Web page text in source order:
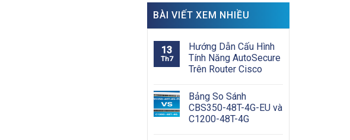
BÀI VIẾT XEM NHIỀU
13
Th7
Hướng Dẫn Cấu Hình
Tính Năng AutoSecure
Trên Router Cisco
Bảng So Sánh
CBS350-48T-4G-EU và
C1200-48T-4G